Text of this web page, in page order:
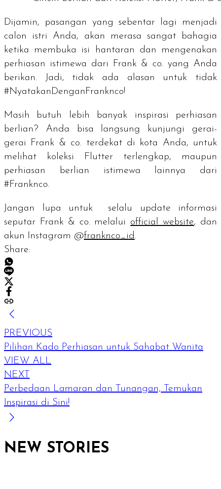
Dijamin, pasangan yang sebentar lagi menjadi
calon istri Anda, akan merasa sangat bahagia
ketika membuka isi hantaran dan mengenakan
perhiasan istimewa dari Frank & co. yang Anda
berikan. Jadi, tidak ada alasan untuk tidak
#NyatakanDenganFranknco!
Masih butuh lebih banyak inspirasi perhiasan
berlian? Anda bisa langsung kunjungi gerai-
gerai Frank & co. terdekat di kota Anda, untuk
melihat koleksi Flutter terlengkap, maupun
perhiasan berlian istimewa lainnya dari
#Franknco.
Jangan lupa untuk selalu update informasi
seputar Frank & co. melalui official website, dan
akun Instagram @franknco_id.
Share:
PREVIOUS
Pilihan Kado Perhiasan untuk Sahabat Wanita
VIEW ALL
NEXT
Perbedaan Lamaran dan Tunangan, Temukan
Inspirasi di Sini!
NEW STORIES